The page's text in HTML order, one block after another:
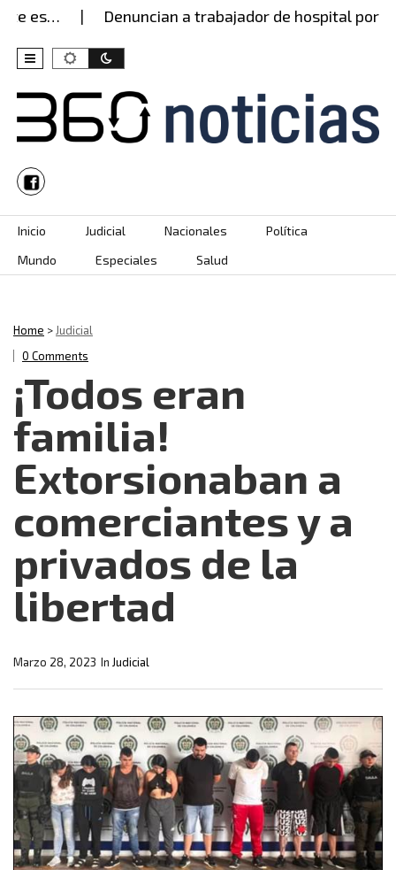
es… Denuncian a trabajador de hospital por
Skip to content
Inicio Judicial Nacionales
Política
Mundo
Especiales Salud
Home >Judicial
0 Comments
¡Todos eran
familia!
Extorsionaban a
comerciantes y a
privados de la
libertad
In Judicial
Marzo 28, 2023